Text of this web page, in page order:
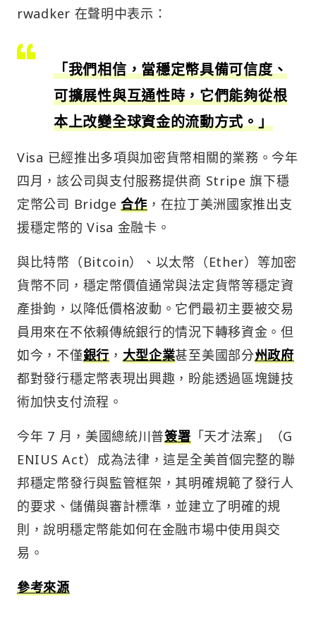
rwadker 在聲明中表示：
「我們相信，當穩定幣具備可信度、
可擴展性與互通性時，它們能夠從根
本上改變全球資金的流動方式。」
Visa 已經推出多項與加密貨幣相關的業務。今年
四月，該公司與支付服務提供商 Stripe 旗下穩
定幣公司 Bridge合作，在拉丁美洲國家推出支
援穩定幣的 Visa 金融卡。
與比特幣（Bitcoin）、以太幣（Ether）等加密
貨幣不同，穩定幣價值通常與法定貨幣等穩定資
產掛鉤，以降低價格波動。它們最初主要被交易
員用來在不依賴傳統銀行的情況下轉移資金。但
如今，不僅銀行， 大型企業甚至美國部分州政府
都對發行穩定幣表現出興趣，盼能透過區塊鏈技
術加快支付流程。
今年 7 月，美國總統川普簽署「天才法案」（G
ENIUS Act）成為法律，這是全美首個完整的聯
邦穩定幣發行與監管框架，其明確規範了發行人
的要求、儲備與審計標準，並建立了明確的規
則，說明穩定幣能如何在金融市場中使用與交
易。
參考來源